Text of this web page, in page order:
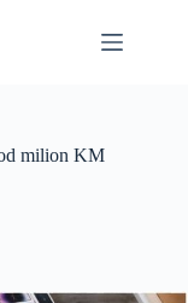
milion KM